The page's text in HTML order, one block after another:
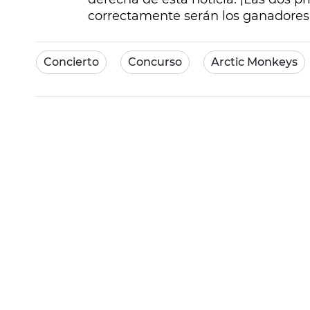
correctamente serán los
Concierto Concurso Arctic Monkeys